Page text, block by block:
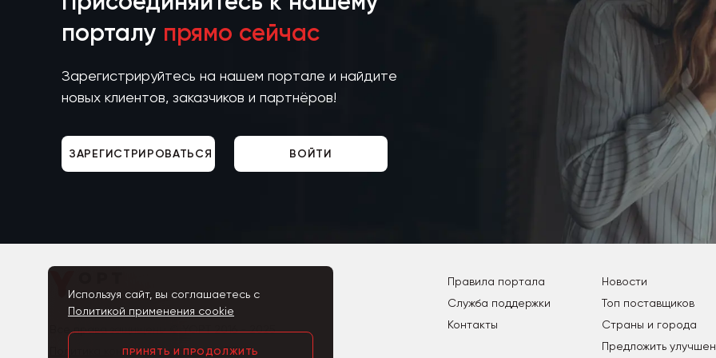
порталу прямо сейчас
Зарегистрируйтесь на нашем портале и найдите
новых клиентов, заказчиков и партнёров!
ЗАРЕГИСТРИРОВАТЬСЯ ВОЙТИ
Все права защищены © YOPT 2016 - 2025
Политика конфиденциальности ПД
Правила портала
Служба поддержки
Контакты
Новости
Топ поставщиков
Страны и города
Предложить
Используя сайт, вы соглашаетесь с
Политикой применения cookie
ПРИНЯТЬ И ПРОДОЛЖИТЬ